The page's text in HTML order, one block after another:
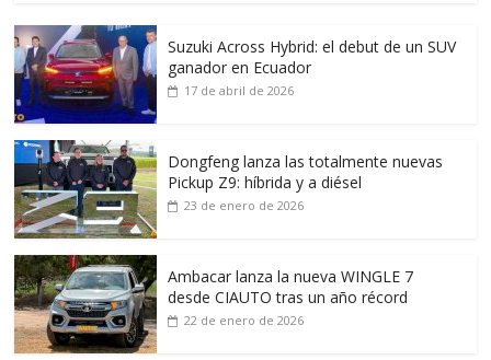
Suzuki Across Hybrid: el debut de un SUV
ganador en Ecuador
17 de abril de 2026
Dongfeng lanza las totalmente nuevas
Pickup Z9: híbrida y a diésel
23 de enero de 2026
Ambacar lanza la nueva WINGLE 7
desde CIAUTO tras un año récord
22 de enero de 2026